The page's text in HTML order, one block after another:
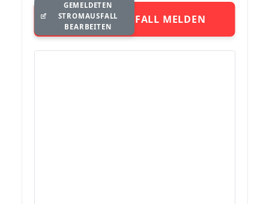
STROMAUSFALL MELDEN
GEMELDETEN
STROMAUSFALL
BEARBEITEN